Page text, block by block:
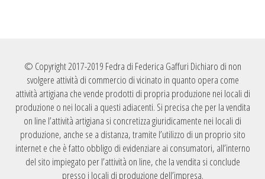
© Copyright 2017-2019 Fedra di Federica Gaffuri Dichiaro di non
svolgere attività di commercio di vicinato in quanto opera come
attività artigiana che vende prodotti di propria produzione nei locali di
produzione o nei locali a questi adiacenti. Si precisa che per la vendita
on line l’attività artigiana si concretizza giuridicamente nei locali di
produzione, anche se a distanza, tramite l’utilizzo di un proprio sito
internet e che è fatto obbligo di evidenziare ai consumatori, all’interno
del sito impiegato per l’attività on line, che la vendita si conclude
presso i locali di produzione dell’impresa.